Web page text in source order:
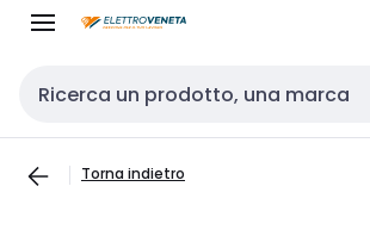
Cerca input
Torna indietro